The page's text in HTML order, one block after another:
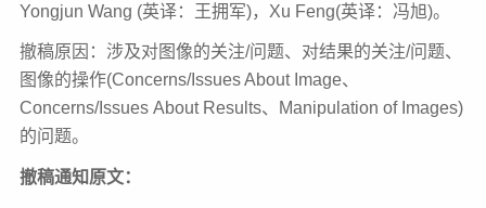
Yongjun Wang (英译：王拥军)， Xu Feng(英译：冯旭)。
撤稿原因：涉及对图像的关注/问题、对结果的关注/问题、
图像的操作(Concerns/Issues About Image、
Concerns/Issues About Results、Manipulation of Images)
的问题。
撤稿通知原文：